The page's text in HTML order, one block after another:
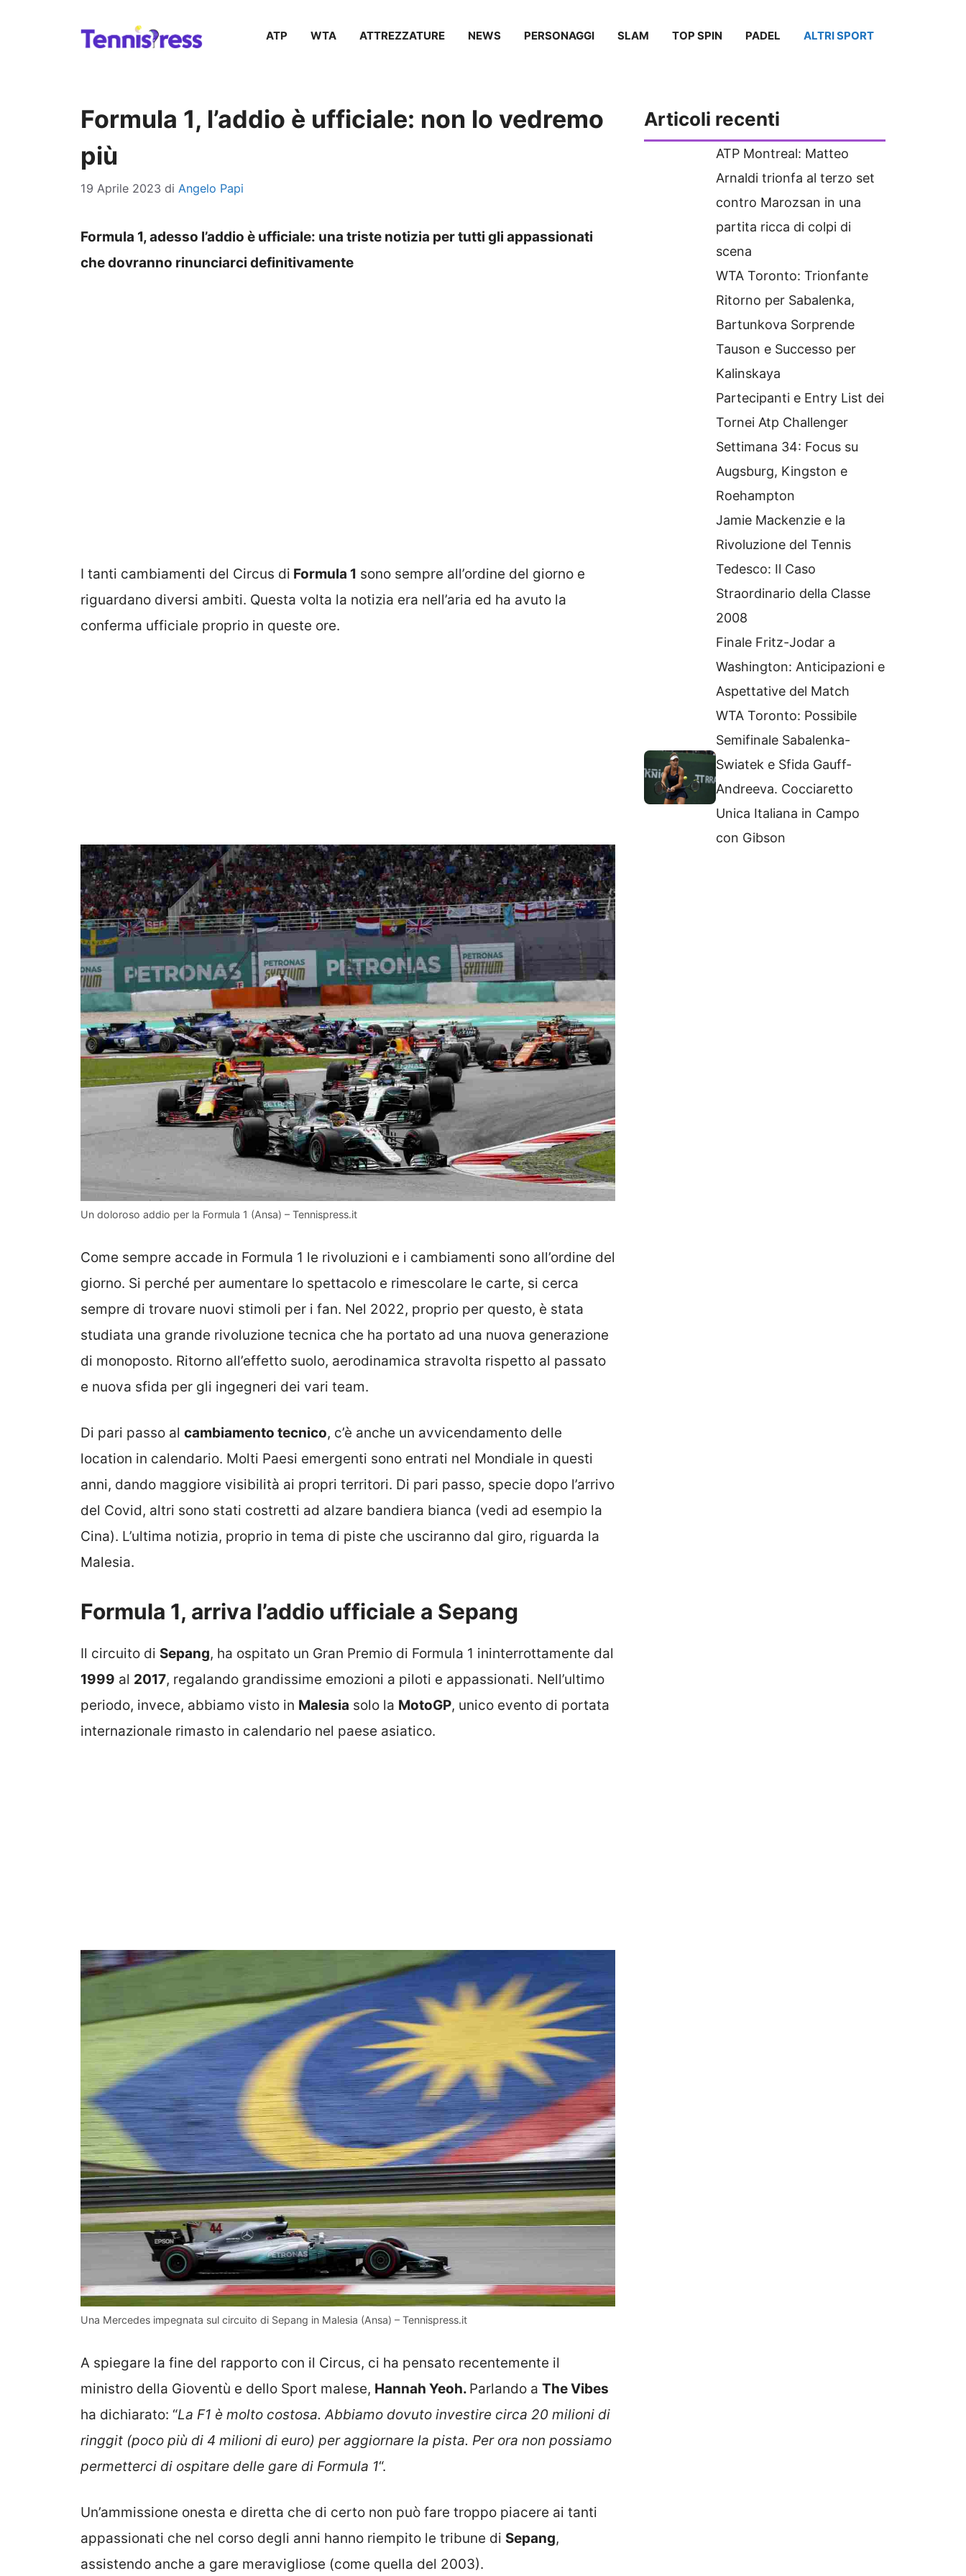
ATP WTA ATTREZZATURE NEWS PERSONAGGI SLAM TOP SPIN PADEL ALTRI SPORT
Formula 1, l’addio è ufficiale: non lo vedremo
più
19 Aprile 2023 di Angelo Papi
Formula 1, adesso l’addio è ufficiale: una triste notizia per tutti gli appassionati
che dovranno rinunciarci definitivamente
I tanti cambiamenti del Circus di Formula 1 sono sempre all’ordine del giorno e
riguardano diversi ambiti. Questa volta la notizia era nell’aria ed ha avuto la
conferma ufficiale proprio in queste ore.
Un doloroso addio per la Formula 1 (Ansa) – Tennispress.it
Come sempre accade in Formula 1 le rivoluzioni e i cambiamenti sono all’ordine del
giorno. Si perché per aumentare lo spettacolo e rimescolare le carte, si cerca
sempre di trovare nuovi stimoli per i fan. Nel 2022, proprio per questo, è stata
studiata una grande rivoluzione tecnica che ha portato ad una nuova generazione
di monoposto. Ritorno all’effetto suolo, aerodinamica stravolta rispetto al passato
e nuova sfida per gli ingegneri dei vari team.
Di pari passo al cambiamento tecnico, c’è anche un avvicendamento delle
location in calendario. Molti Paesi emergenti sono entrati nel Mondiale in questi
anni, dando maggiore visibilità ai propri territori. Di pari passo, specie dopo l’arrivo
del Covid, altri sono stati costretti ad alzare bandiera bianca (vedi ad esempio la
Cina). L’ultima notizia, proprio in tema di piste che usciranno dal giro, riguarda la
Malesia.
Formula 1, arriva l’addio ufficiale a Sepang
Il circuito di Sepang, ha ospitato un Gran Premio di Formula 1 ininterrottamente dal
1999 al 2017, regalando grandissime emozioni a piloti e appassionati. Nell’ultimo
periodo, invece, abbiamo visto in Malesia solo la MotoGP, unico evento di portata
internazionale rimasto in calendario nel paese asiatico.
Una Mercedes impegnata sul circuito di Sepang in Malesia (Ansa) – Tennispress.it
A spiegare la fine del rapporto con il Circus, ci ha pensato recentemente il
ministro della Gioventù e dello Sport malese, Hannah Yeoh. Parlando a The Vibes
ha dichiarato: “La F1 è molto costosa. Abbiamo dovuto investire circa 20 milioni di
ringgit (poco più di 4 milioni di euro) per aggiornare la pista. Per ora non possiamo
permetterci di ospitare delle gare di Formula 1“.
Un’ammissione onesta e diretta che di certo non può fare troppo piacere ai tanti
appassionati che nel corso degli anni hanno riempito le tribune di Sepang,
assistendo anche a gare meravigliose (come quella del 2003).
Articoli recenti
ATP Montreal: Matteo
Arnaldi trionfa al terzo set
contro Marozsan in una
partita ricca di colpi di
scena
WTA Toronto: Trionfante
Ritorno per Sabalenka,
Bartunkova Sorprende
Tauson e Successo per
Kalinskaya
Partecipanti e Entry List dei
Tornei Atp Challenger
Settimana 34: Focus su
Augsburg, Kingston e
Roehampton
Jamie Mackenzie e la
Rivoluzione del Tennis
Tedesco: Il Caso
Straordinario della Classe
2008
Finale Fritz-Jodar a
Washington: Anticipazioni e
Aspettative del Match
WTA Toronto: Possibile
Semifinale Sabalenka-
Swiatek e Sfida Gauff-
Andreeva. Cocciaretto
Unica Italiana in Campo
con Gibson